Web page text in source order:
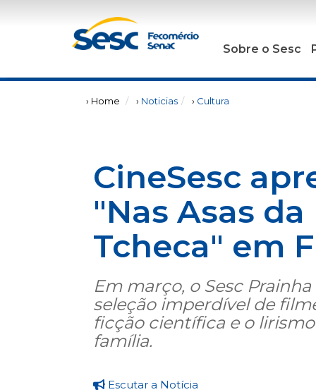
Sobre o Sesc
› Home › Noticias › Cultura
CineSesc
"Nas Asas
Tcheca" em
Em março, o Sesc
seleção imperdível de
ficção científica e o
família.
Escutar a Notícia